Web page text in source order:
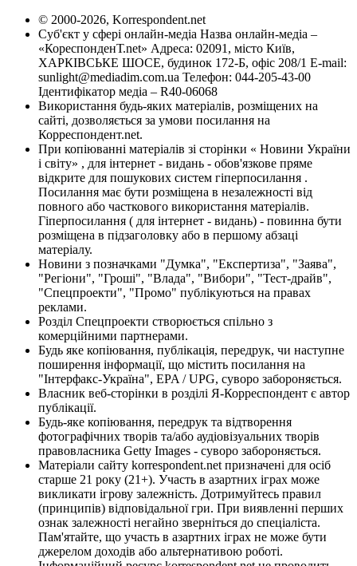
© 2000-2026, Korrespondent.net
Суб'єкт у сфері онлайн-медіа Назва онлайн-медіа –
«КореспонденТ.net» Адреса: 02091, місто Київ,
ХАРКІВСЬКЕ ШОСЕ, будинок 172-Б, офіс 208/1 E-mail:
sunlight@mediadim.com.ua Телефон: 044-205-43-00
Ідентифікатор медіа – R40-06068
Використання будь-яких матеріалів, розміщених на
сайті, дозволяється за умови посилання на
Корреспондент.net.
При копіюванні матеріалів зі сторінки « Новини України
і світу» , для інтернет - видань - обов'язкове пряме
відкрите для пошукових систем гіперпосилання .
Посилання має бути розміщена в незалежності від
повного або часткового використання матеріалів.
Гіперпосилання ( для інтернет - видань) - повинна бути
розміщена в підзаголовку або в першому абзаці
матеріалу.
Новини з позначками "Думка", "Експертиза", "Заява",
"Регіони", "Гроші", "Влада", "Вибори", "Тест-драйв",
"Спецпроекти", "Промо" публікуються на правах
реклами.
Розділ Спецпроекти створюється спільно з
комерційними партнерами.
Будь яке копіювання, публікація, передрук, чи наступне
поширення інформації, що містить посилання на
"Інтерфакс-Україна", EPA / UPG, суворо забороняється.
Власник веб-сторінки в розділі Я-Корреспондент є автор
публікації.
Будь-яке копіювання, передрук та відтворення
фотографічних творів та/або аудіовізуальних творів
правовласника Getty Images - суворо забороняється.
Матеріали сайту korrespondent.net призначені для осіб
старше 21 року (21+). Участь в азартних іграх може
викликати ігрову залежність. Дотримуйтесь правил
(принципів) відповідальної гри. При виявленні перших
ознак залежності негайно зверніться до спеціаліста.
Пам'ятайте, що участь в азартних іграх не може бути
джерелом доходів або альтернативою роботі.